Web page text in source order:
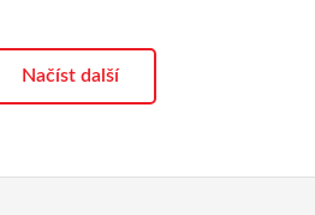
Načíst další